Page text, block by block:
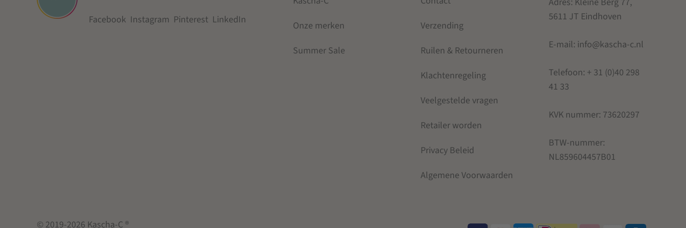
Facebook Instagram Pinterest LinkedIn
Onze merken
Summer Sale
Verzending
Ruilen & Retourneren
Klachtenregeling
Veelgestelde vragen
Retailer worden
Privacy Beleid
Algemene Voorwaarden
5611 JT Eindhoven
E-mail: info@kascha-c.nl
Telefoon: + 31 (0)40 298
41 33
KVK nummer: 73620297
BTW-nummer:
NL859604457B01
© 2019-2026 Kascha-C ®